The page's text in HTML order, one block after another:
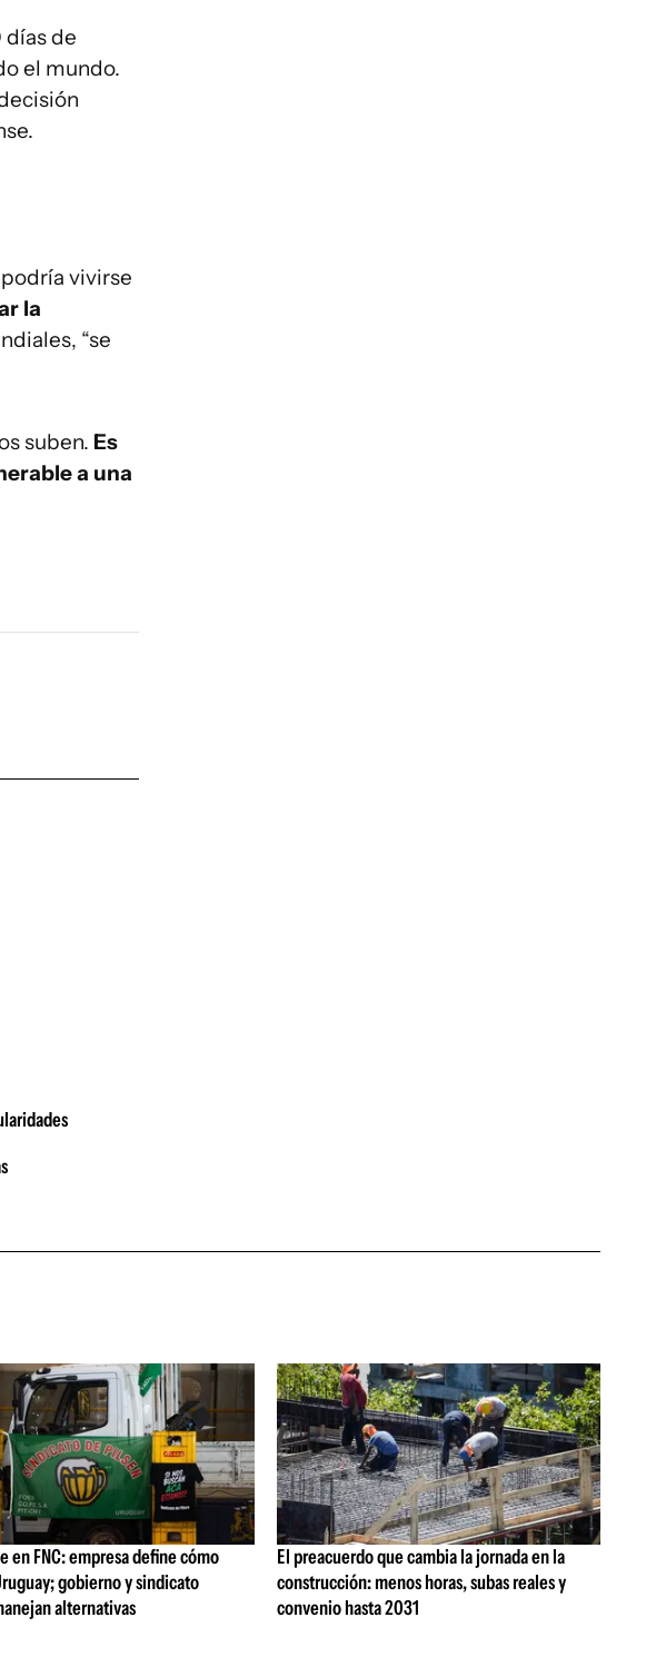
de
el mundo.
vivirse
la
“se
suben. Es
a una
en FNC: empresa define cómo
gobierno y sindicato
alternativas
El preacuerdo que cambia la jornada en la
construcción: menos horas, subas reales y
convenio hasta 2031